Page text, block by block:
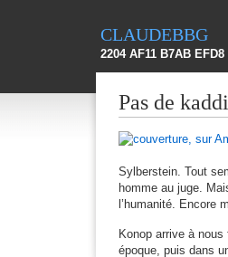
claudebbg
2204 AF11 B7AB
Pas de
Sylberstein. Tout
homme au juge.
l’humanité. Encore
Konop arrive à
époque, puis dans